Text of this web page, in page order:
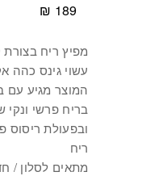
₪ 189
מפיץ ריח
עשוי גינס כהה
המוצר מגיע עם
בריח פרשי
ובפעולת
ריח
מתאים לסלון /